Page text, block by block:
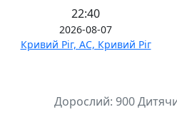
22:40
2026-08-07
Кривий Ріг, АС, Кривий Ріг
Дорослий: 900